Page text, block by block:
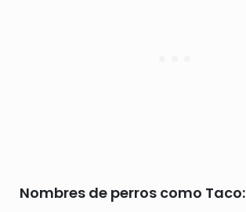
Nombres de perros como Taco: